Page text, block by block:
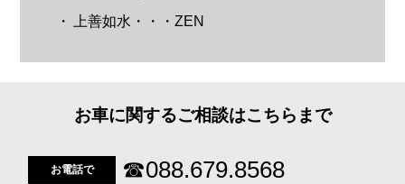
・ 上善如水・・・ZEN
お車に関するご相談はこちらまで
お電話で ☎088.679.8568